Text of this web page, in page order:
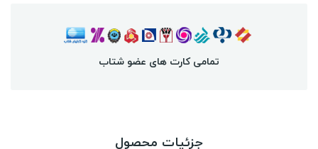
تمامی کارت های عضو شتاب
جزئیات محصول